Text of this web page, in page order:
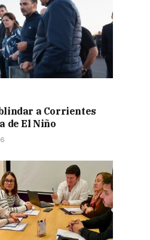
a Corrientes
de El Niño